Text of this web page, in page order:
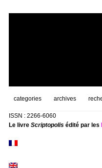
categories archives
ISSN : 2266-6060
Le livre Scriptopolisédité par les